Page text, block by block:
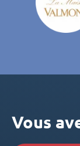
Vous